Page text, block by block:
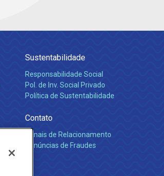
Sustentabilidade
Responsabilidade Social
Pol. de Inv. Social Privado
Política de Sustentabilidade
Contato
Canais de Relacionamento
Denúncias de Fraudes